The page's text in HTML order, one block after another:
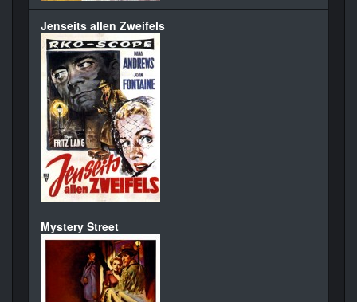
Jenseits allen Zweifels
Mystery Street